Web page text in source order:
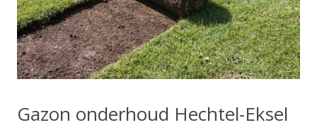
Gazon onderhoud Hechtel-Eksel